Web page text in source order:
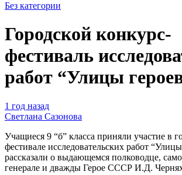
Без категории
Городской конкурс-
фестиваль
работ “Улицы
1 год назад
Светлана Сазонова
Учащиеся 9 “б” класса приняли участие в
фестивале исследовательских работ
рассказали о выдающемся полководце,
генерале и дважды Герое СССР И.Д.